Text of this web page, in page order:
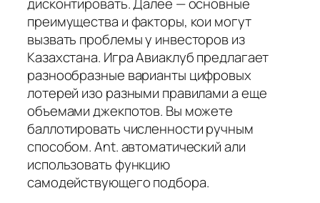
преимущества и факторы, кои могут
вызвать проблемы у инвесторов из
Казахстана. Игра Авиаклуб предлагает
разнообразные варианты цифровых
лотерей изо разными правилами а еще
объемами джекпотов. Вы можете
баллотировать численности ручным
способом. Ant. автоматический али
использовать функцию
самодействующего подбора.